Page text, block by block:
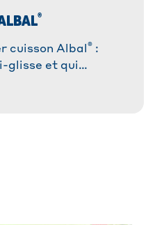
®
cuisson Albal ® :
glisse et qui